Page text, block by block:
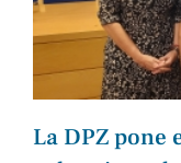
La DPZ pone